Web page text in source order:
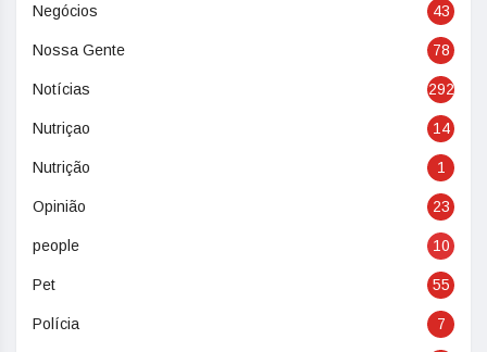
Negócios 43
Nossa Gente 78
Notícias 292
Nutriçao 14
Nutrição 1
Opinião 23
people 10
Pet 55
Polícia 7